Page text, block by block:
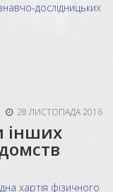
дослідницьких
28 ЛИСТОПАДА 2016
інших
хартія фізичного